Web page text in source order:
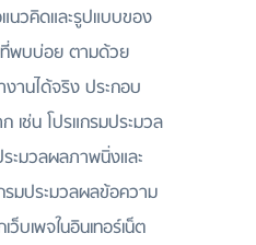
นวคิดและรูปแบบของ
พบบ่อย ตามด้วย
านได้จริง ประกอบ
เช่น โปรแกรมประมวล
ะมวลผลภาพนิ่งและ
รมประมวลผลข้อความ
บเพจในอินเทอร์เน็ต